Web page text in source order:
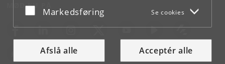
Acceptér eller afslå
Markedsføring Se cookies
Afslå alle Acceptér alle
MØD KU PÅ